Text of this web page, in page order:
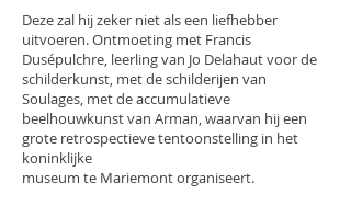
Deze zal hij zeker niet als een liefhebber
uitvoeren. Ontmoeting met Francis
Dusépulchre, leerling van Jo Delahaut voor de
schilderkunst, met de schilderijen van
Soulages, met de accumulatieve
beelhouwkunst van Arman, waarvan hij een
grote retrospectieve tentoonstelling in het
koninklijke
museum te Mariemont organiseert.